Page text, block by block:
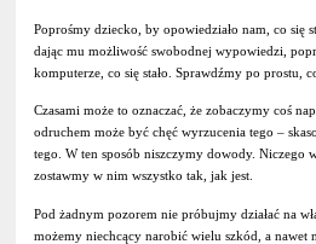
Poprośmy dziecko, by opowiedziało nam, co się
dając mu możliwość swobodnej wypowiedzi,
komputerze, co się stało. Sprawdźmy po prostu,
Czasami może to oznaczać, że zobaczymy coś
odruchem może być chęć wyrzucenia tego –
tego. W ten sposób niszczymy dowody. Niczego
zostawmy w nim wszystko tak, jak jest.
Pod żadnym pozorem nie próbujmy działać na
możemy niechcący narobić wielu szkód, a nawet